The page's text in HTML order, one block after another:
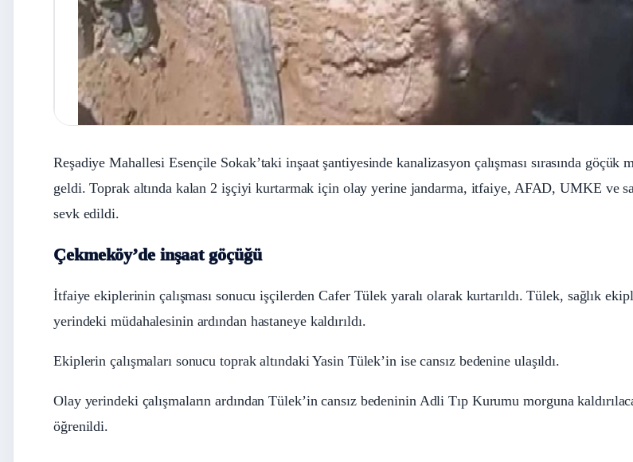
Reşadiye Mahallesi Esençile Sokak’taki inşaat şantiyesinde kanalizasyon çalışması sırasında göçük
geldi. Toprak altında kalan 2 işçiyi kurtarmak için olay yerine jandarma, itfaiye, AFAD, UMKE ve
sevk edildi.
Çekmeköy’de inşaat göçüğü
İtfaiye ekiplerinin çalışması sonucu işçilerden Cafer Tülek yaralı olarak kurtarıldı. Tülek, sağlık
yerindeki müdahalesinin ardından hastaneye kaldırıldı.
Ekiplerin çalışmaları sonucu toprak altındaki Yasin Tülek’in ise cansız bedenine ulaşıldı.
Olay yerindeki çalışmaların ardından Tülek’in cansız bedeninin Adli Tıp Kurumu morguna
öğrenildi.